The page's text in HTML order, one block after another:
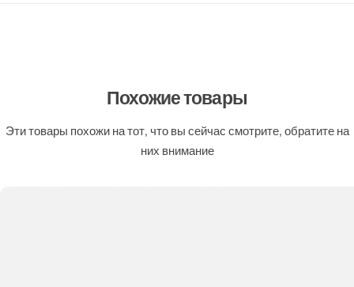
Похожие товары
Эти товары похожи на тот, что вы сейчас смотрите, обратите на
них внимание